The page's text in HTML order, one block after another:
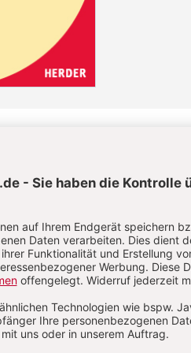
Zugriff auch auf alle anderen Artikel im